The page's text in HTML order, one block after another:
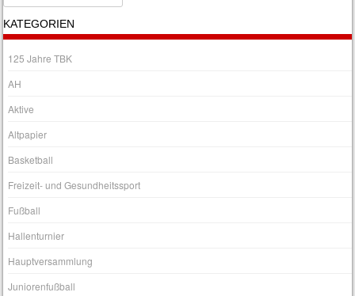
KATEGORIEN
125 Jahre TBK
AH
Aktive
Altpapier
Basketball
Freizeit- und Gesundheitssport
Fußball
Hallenturnier
Hauptversammlung
Juniorenfußball